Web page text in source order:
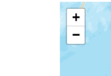
+
−